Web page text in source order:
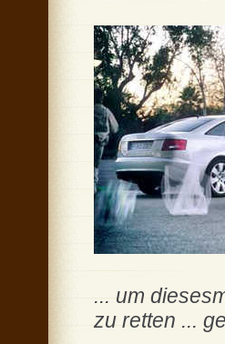
... um
zu retten ...